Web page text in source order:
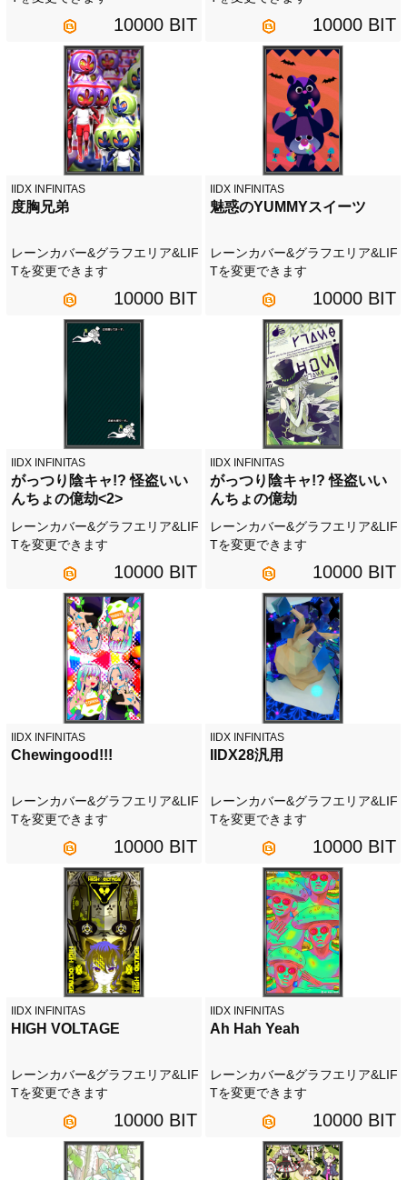
10000 BIT 10000 BIT
IIDX INFINITAS
度胸兄弟
レーンカバー&グラフエリア&LIF
Tを変更できます
10000 BIT
IIDX INFINITAS
魅惑のYUMMYスイーツ
レーンカバー&グラフエリア&LIF
Tを変更できます
10000 BIT
IIDX INFINITAS
がっつり陰キャ!? 怪盗いい
んちょの億劫<2>
レーンカバー&グラフエリア&LIF
Tを変更できます
10000 BIT
IIDX INFINITAS
がっつり陰キャ!? 怪盗いい
んちょの億劫
レーンカバー&グラフエリア&LIF
Tを変更できます
10000 BIT
IIDX INFINITAS
Chewingood!!!
レーンカバー&グラフエリア&LIF
Tを変更できます
10000 BIT
IIDX INFINITAS
IIDX28汎用
レーンカバー&グラフエリア&LIF
Tを変更できます
10000 BIT
IIDX INFINITAS
HIGH VOLTAGE
レーンカバー&グラフエリア&LIF
Tを変更できます
10000 BIT
IIDX INFINITAS
Ah Hah Yeah
レーンカバー&グラフエリア&LIF
Tを変更できます
10000 BIT